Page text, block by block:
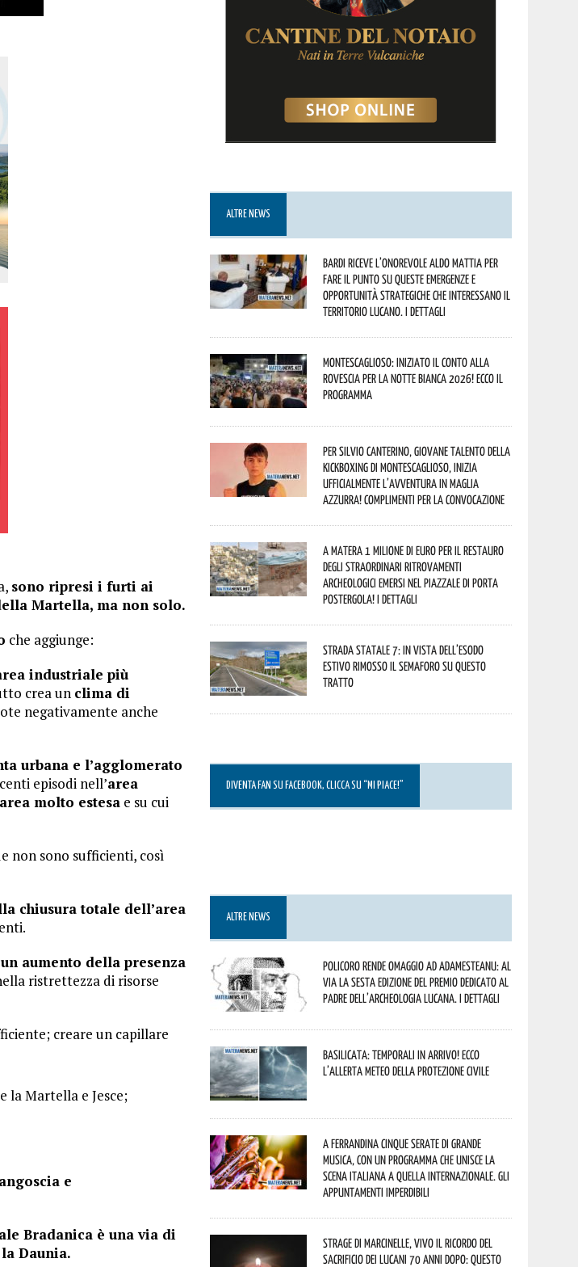
sono ripresi i furti ai
Martella, ma non solo.
che aggiunge:
industriale più
crea un clima di
negativamente anche
urbana e l’agglomerato
episodi nell’area
molto estesa e su cui
non sono sufficienti, così
chiusura totale dell’area
aumento della presenza
ristrettezza di risorse
creare un capillare
la Martella e Jesce;
e
Bradanica è una via di
Daunia.
ALTRE NEWS
Bardi riceve l’onorevole Aldo Mattia per
fare il punto su queste emergenze e
opportunità strategiche che interessano il
territorio lucano. I dettagli
Montescaglioso: iniziato il conto alla
rovescia per la Notte Bianca 2026! Ecco il
programma
Per Silvio Canterino, giovane talento della
kickboxing di Montescaglioso, inizia
ufficialmente l’avventura in maglia
azzurra! Complimenti per la convocazione
A Matera 1 milione di euro per il restauro
degli straordinari ritrovamenti
archeologici emersi nel piazzale di Porta
Postergola! I dettagli
Strada statale 7: in vista dell’esodo
estivo rimosso il semaforo su questo
tratto
DIVENTA FAN SU FACEBOOK, CLICCA SU “MI PIACE!”
ALTRE NEWS
Policoro rende omaggio ad Adamesteanu: al
via la sesta edizione del Premio dedicato al
padre dell’archeologia lucana. I dettagli
Basilicata: temporali in arrivo! Ecco
l’allerta meteo della Protezione civile
A Ferrandina cinque serate di grande
musica, con un programma che unisce la
scena italiana a quella internazionale. Gli
appuntamenti imperdibili
Strage di Marcinelle, vivo il ricordo del
sacrificio dei lucani 70 anni dopo: questo